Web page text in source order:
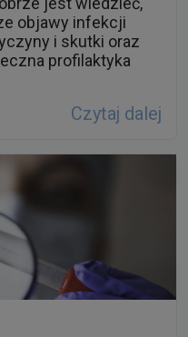
objawy infekcji
i skutki oraz
profilaktyka
Czytaj dalej